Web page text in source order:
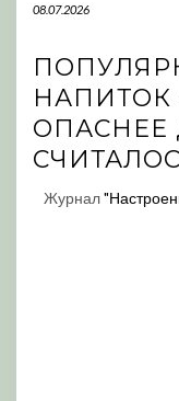
08.07.2026
НАПИТОК
ОПАСНЕЕ
Журнал